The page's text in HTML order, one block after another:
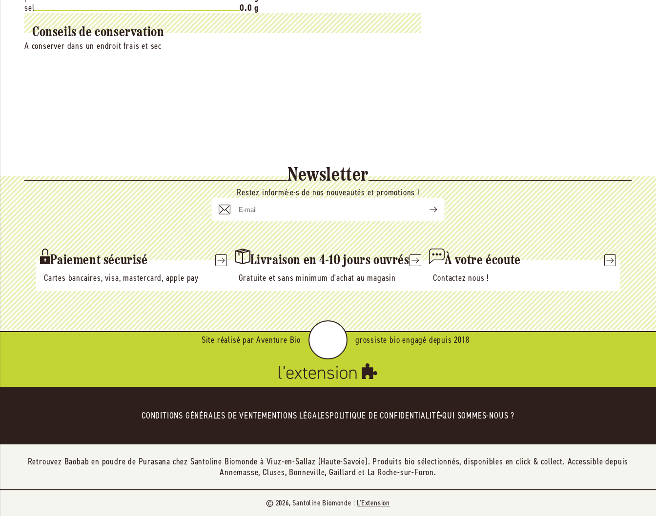
sel
0.0 g
Conseils de conservation
A conserver dans un endroit frais et sec
Newsletter
Restez informé·e·s de nos nouveautés et promotions !
E-
mail
Paiement sécurisé
Cartes bancaires, visa, mastercard, apple pay
Livraison en 4-10 jours ouvrés
Gratuite et sans minimum d'achat au magasin
À votre écoute
Contactez nous !
Site réalisé par Aventure Bio grossiste bio engagé depuis 2018
CONDITIONS GÉNÉRALES DE VENTEMENTIONS LÉGALESPOLITIQUE DE CONFIDENTIALITÉQUI SOMMES-NOUS ?
Retrouvez Baobab en poudre de Purasana chez Santoline Biomonde à Viuz-en-Sallaz (Haute-Savoie). Produits bio sélectionnés, disponibles en click & collect. Accessible depuis
Annemasse, Cluses, Bonneville, Gaillard et La Roche-sur-Foron.
© 2026, Santoline Biomonde : L'Extension